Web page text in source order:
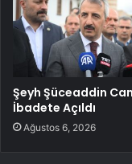
Şeyh Şüceaddin
İbadete Açıldı
Ağustos 6, 2026